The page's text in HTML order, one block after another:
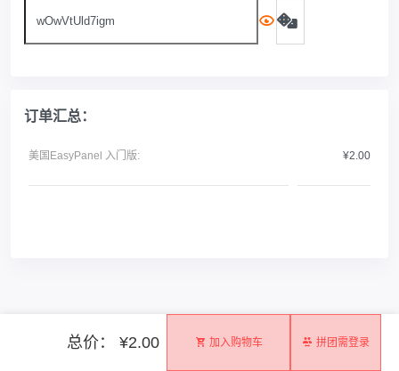
订单汇总：
美国EasyPanel 入门版: ¥2.00
总价： ¥2.00 拼团需登录
加入购物车